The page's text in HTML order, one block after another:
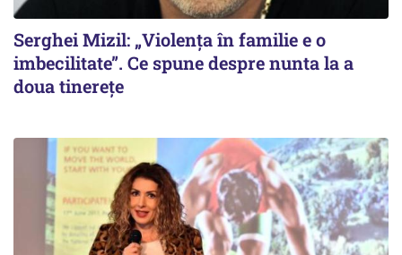
Serghei Mizil: „Violența în familie e o
imbecilitate”. Ce spune despre nunta la a
doua tinerețe